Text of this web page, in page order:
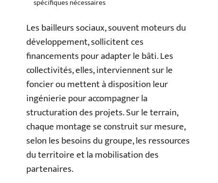
spécifiques nécessaires
Les bailleurs sociaux, souvent moteurs du
développement, sollicitent ces
financements pour adapter le bâti. Les
collectivités, elles, interviennent sur le
foncier ou mettent à disposition leur
ingénierie pour accompagner la
structuration des projets. Sur le terrain,
chaque montage se construit sur mesure,
selon les besoins du groupe, les ressources
du territoire et la mobilisation des
partenaires.